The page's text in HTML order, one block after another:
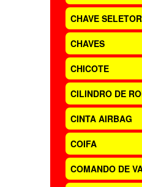
CHAVE
CHAVES
CHICOTE
CILINDRO DE
CINTA AIRBAG
COIFA
COMANDO DE